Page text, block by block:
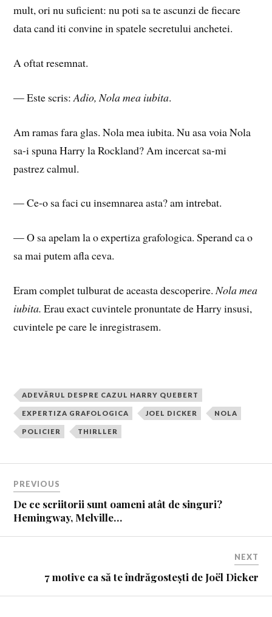
mult, ori nu suficient: nu poti sa te ascunzi de fiecare
data cand iti convine in spatele secretului anchetei.
A oftat resemnat.
— Este scris:Adio, Nola mea iubita.
Am ramas fara glas. Nola mea iubita. Nu asa voia Nola
sa-i spuna Harry la Rockland? Am incercat sa-mi
pastrez calmul.
— Ce-o sa faci cu insemnarea asta? am intrebat.
— O sa apelam la o expertiza grafologica. Sperand ca o
sa mai putem afla ceva.
Eram complet tulburat de aceasta descoperire.Nola mea
iubita. Erau exact cuvintele pronuntate de Harry insusi,
cuvintele pe care le inregistrasem.
ADEVĂRUL DESPRE CAZUL HARRY QUEBERT
EXPERTIZA GRAFOLOGICA JOEL DICKER NOLA
POLICIER THIRLLER
PREVIOUS
De ce scriitorii sunt oameni atât de singuri?
Hemingway, Melville…
NEXT
7 motive ca să te îndrăgostești de Joël Dicker